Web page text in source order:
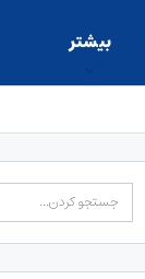
بیشتر